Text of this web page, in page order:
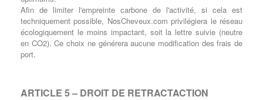
Afin de limiter l'empreinte carbone de l'activité, si cela est
techniquement possible, NosCheveux.com privilégiera le réseau
écologiquement le moins impactant, soit la lettre suivie (neutre
en CO2). Ce choix ne générera aucune modification des frais de
port.
ARTICLE 5 – DROIT DE RETRACTACTION